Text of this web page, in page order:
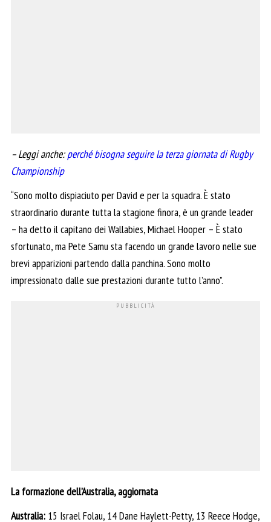
– Leggi anche:perché bisogna seguire la terza giornata di Rugby
Championship
“Sono molto dispiaciuto per David e per la squadra. È stato
straordinario durante tutta la stagione finora, è un grande leader
– ha detto il capitano dei Wallabies, Michael Hooper – È stato
sfortunato, ma Pete Samu sta facendo un grande lavoro nelle sue
brevi apparizioni partendo dalla panchina. Sono molto
impressionato dalle sue prestazioni durante tutto l’anno”.
La formazione dell’Australia, aggiornata
Australia: 15 Israel Folau, 14 Dane Haylett-Petty, 13 Reece Hodge,